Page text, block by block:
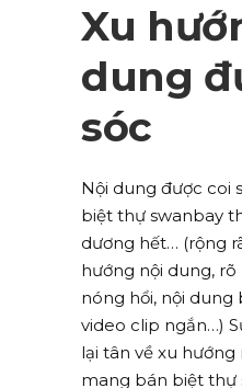
Xu
dung
sóc
Nội dung được coi
biệt thự swanbay
dương hết… (rộng
hướng nội dung, rõ
nóng hổi, nội dung
video clip ngắn…)
lại tân về xu
mang bán biệt thự